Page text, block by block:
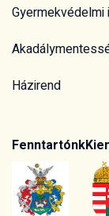
Gyermekvédelmi
Házirend
Fenntartónk